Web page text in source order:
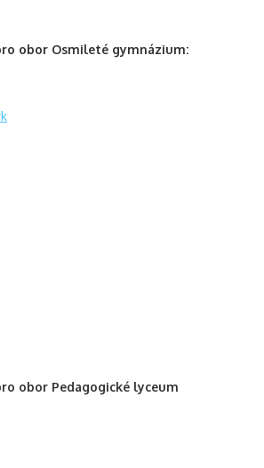
obor Osmileté gymnázium:
obor Pedagogické lyceum